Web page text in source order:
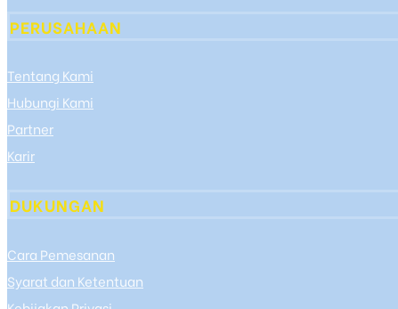
PERUSAHAAN
Tentang Kami
Hubungi Kami
Partner
Karir
DUKUNGAN
Cara Pemesanan
Syarat dan Ketentuan